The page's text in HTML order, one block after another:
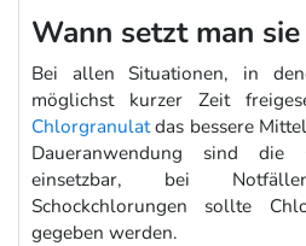
Wann setzt man
Bei allen Situationen, in
möglichst kurzer Zeit
Chlorgranulatdas bessere
Daueranwendung sind
einsetzbar, bei
Schockchlorungen sollte
gegeben werden.